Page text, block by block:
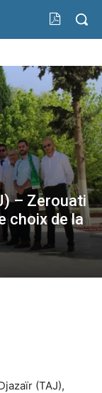
– Zerouati
choix de la
(TAJ),